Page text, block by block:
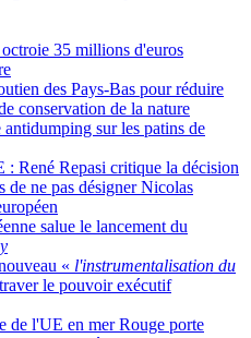
35 millions d'euros
des Pays-Bas pour réduire
conservation de la nature
sur les patins de
: René Repasi critique la décision
de ne pas désigner Nicolas
salue le lancement du
« l'instrumentalisation du
le pouvoir exécutif
de l'UE en mer Rouge porte